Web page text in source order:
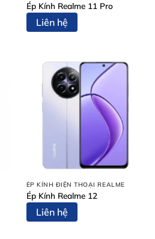
Ép Kính Realme 11 Pro
Liên hệ
ÉP KÍNH ĐIỆN THOẠI REALME
Ép Kính Realme 12
Liên hệ